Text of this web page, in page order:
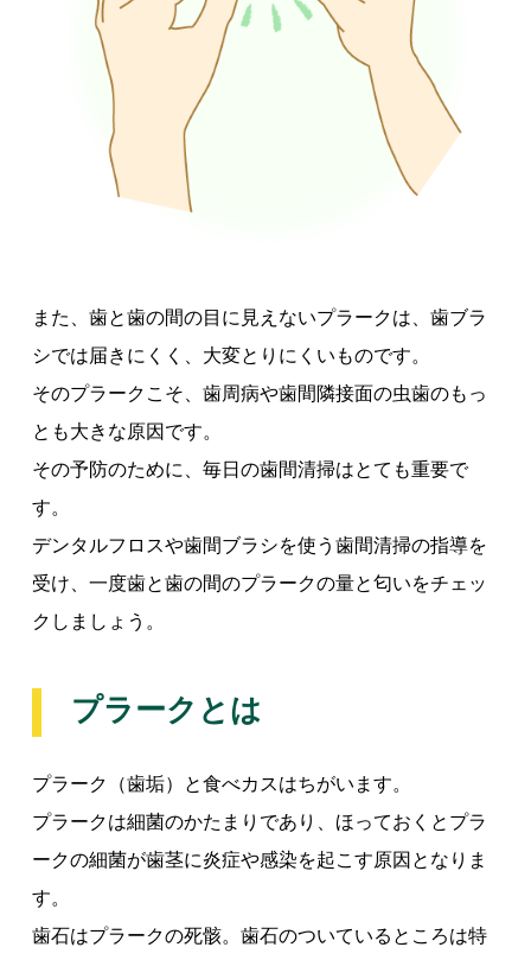
また、歯と歯の間の目に見えないプラークは、歯ブラ
シでは届きにくく、大変とりにくいものです。
そのプラークこそ、歯周病や歯間隣接面の虫歯のもっ
とも大きな原因です。
その予防のために、毎日の歯間清掃はとても重要で
す。
デンタルフロスや歯間ブラシを使う歯間清掃の指導を
受け、一度歯と歯の間のプラークの量と匂いをチェッ
クしましょう。
プラークとは
プラーク（歯垢）と食べカスはちがいます。
プラークは細菌のかたまりであり、ほっておくとプラ
ークの細菌が歯茎に炎症や感染を起こす原因となりま
す。
歯石はプラークの死骸。歯石のついているところは特